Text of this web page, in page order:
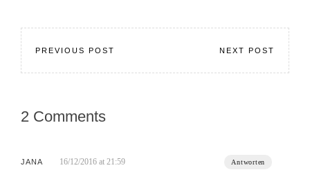
PREVIOUS POST NEXT POST
2 Comments
JANA 16/12/2016 at 21:59 Antworten